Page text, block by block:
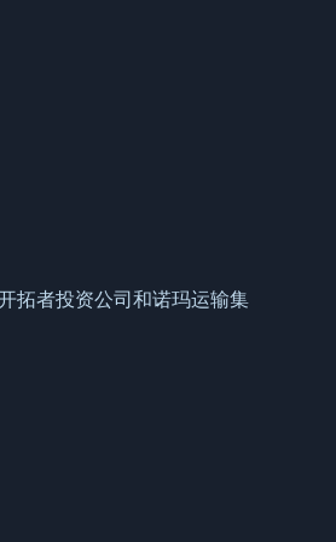
拓者投资公司和诺玛运输集